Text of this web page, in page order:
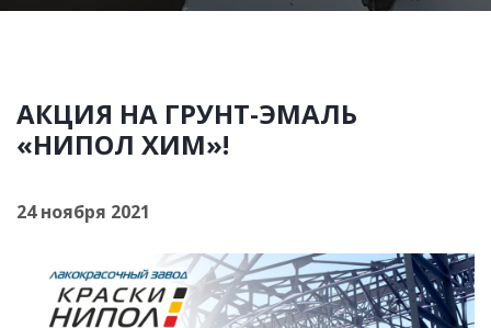
АКЦИЯ НА ГРУНТ-ЭМАЛЬ
«НИПОЛ ХИМ»!
24 ноября 2021